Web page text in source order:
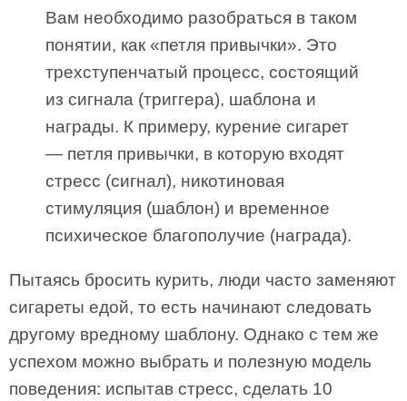
Вам необходимо разобраться в таком
понятии, как «петля привычки». Это
трехступенчатый процесс, состоящий
из сигнала (триггера), шаблона и
награды. К примеру, курение сигарет
— петля привычки, в которую входят
стресс (сигнал), никотиновая
стимуляция (шаблон) и временное
психическое благополучие (награда).
Пытаясь бросить курить, люди часто заменяют
сигареты едой, то есть начинают следовать
другому вредному шаблону. Однако с тем же
успехом можно выбрать и полезную модель
поведения: испытав стресс, сделать 10